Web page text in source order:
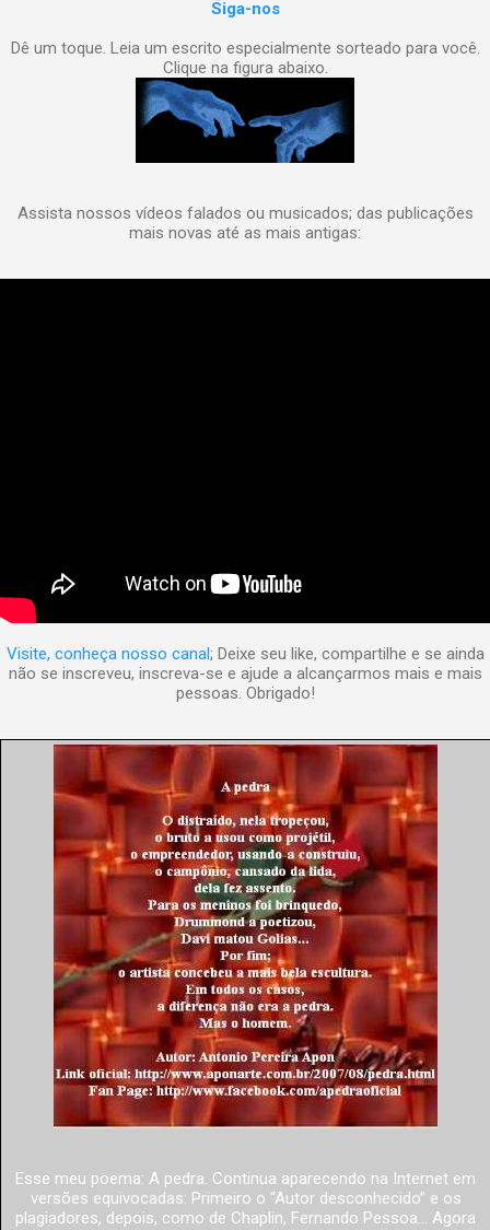
Siga-nos
Dê um toque. Leia um escrito especialmente sorteado para você.
Clique na figura abaixo.
Assista nossos vídeos falados ou musicados; das publicações
mais novas até as mais antigas:
Visite, conheça nosso canal; Deixe seu like, compartilhe e se ainda
não se inscreveu, inscreva-se e ajude a alcançarmos mais e mais
pessoas. Obrigado!
Esse meu poema: A pedra. Continua aparecendo na Internet em
versões equivocadas: Primeiro o “Autor desconhecido” e os
plagiadores, depois, como de Chaplin, Fernando Pessoa... Agora